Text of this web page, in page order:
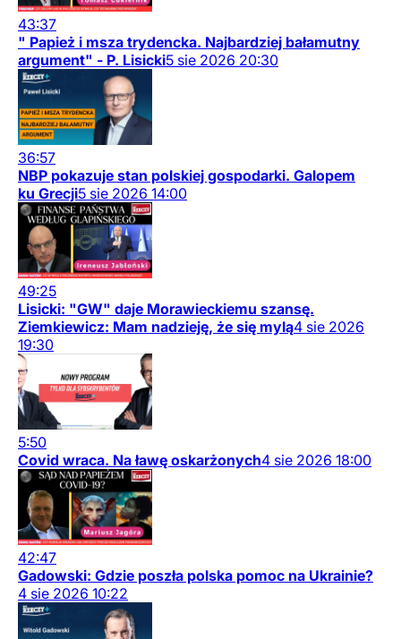
43:37
" Papież i msza trydencka. Najbardziej bałamutny
argument" - P. Lisicki5 sie 2026 20:30
36:57
NBP pokazuje stan polskiej gospodarki. Galopem
ku Grecji5 sie 2026 14:00
49:25
Lisicki: "GW" daje Morawieckiemu szansę.
Ziemkiewicz: Mam nadzieję, że się mylą4 sie 2026
19:30
5:50
Covid wraca. Na ławę oskarżonych4 sie 2026 18:00
42:47
Gadowski: Gdzie poszła polska pomoc na Ukrainie?
4 sie 2026 10:22